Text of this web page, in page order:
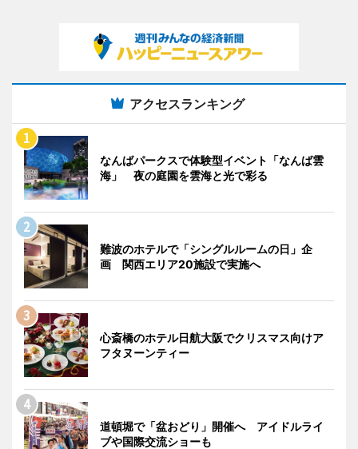
アクセスランキング
なんばパークスで体験型イベント「なんば雲
海」 夜の庭園を雲海と光で彩る
難波のホテルで「シングルルームの日」企
画 関西エリア20施設で実施へ
心斎橋のホテル日航大阪でクリスマス向けア
フタヌーンティー
道頓堀で「盆おどり」開催へ アイドルライ
ブや国際交流ショーも